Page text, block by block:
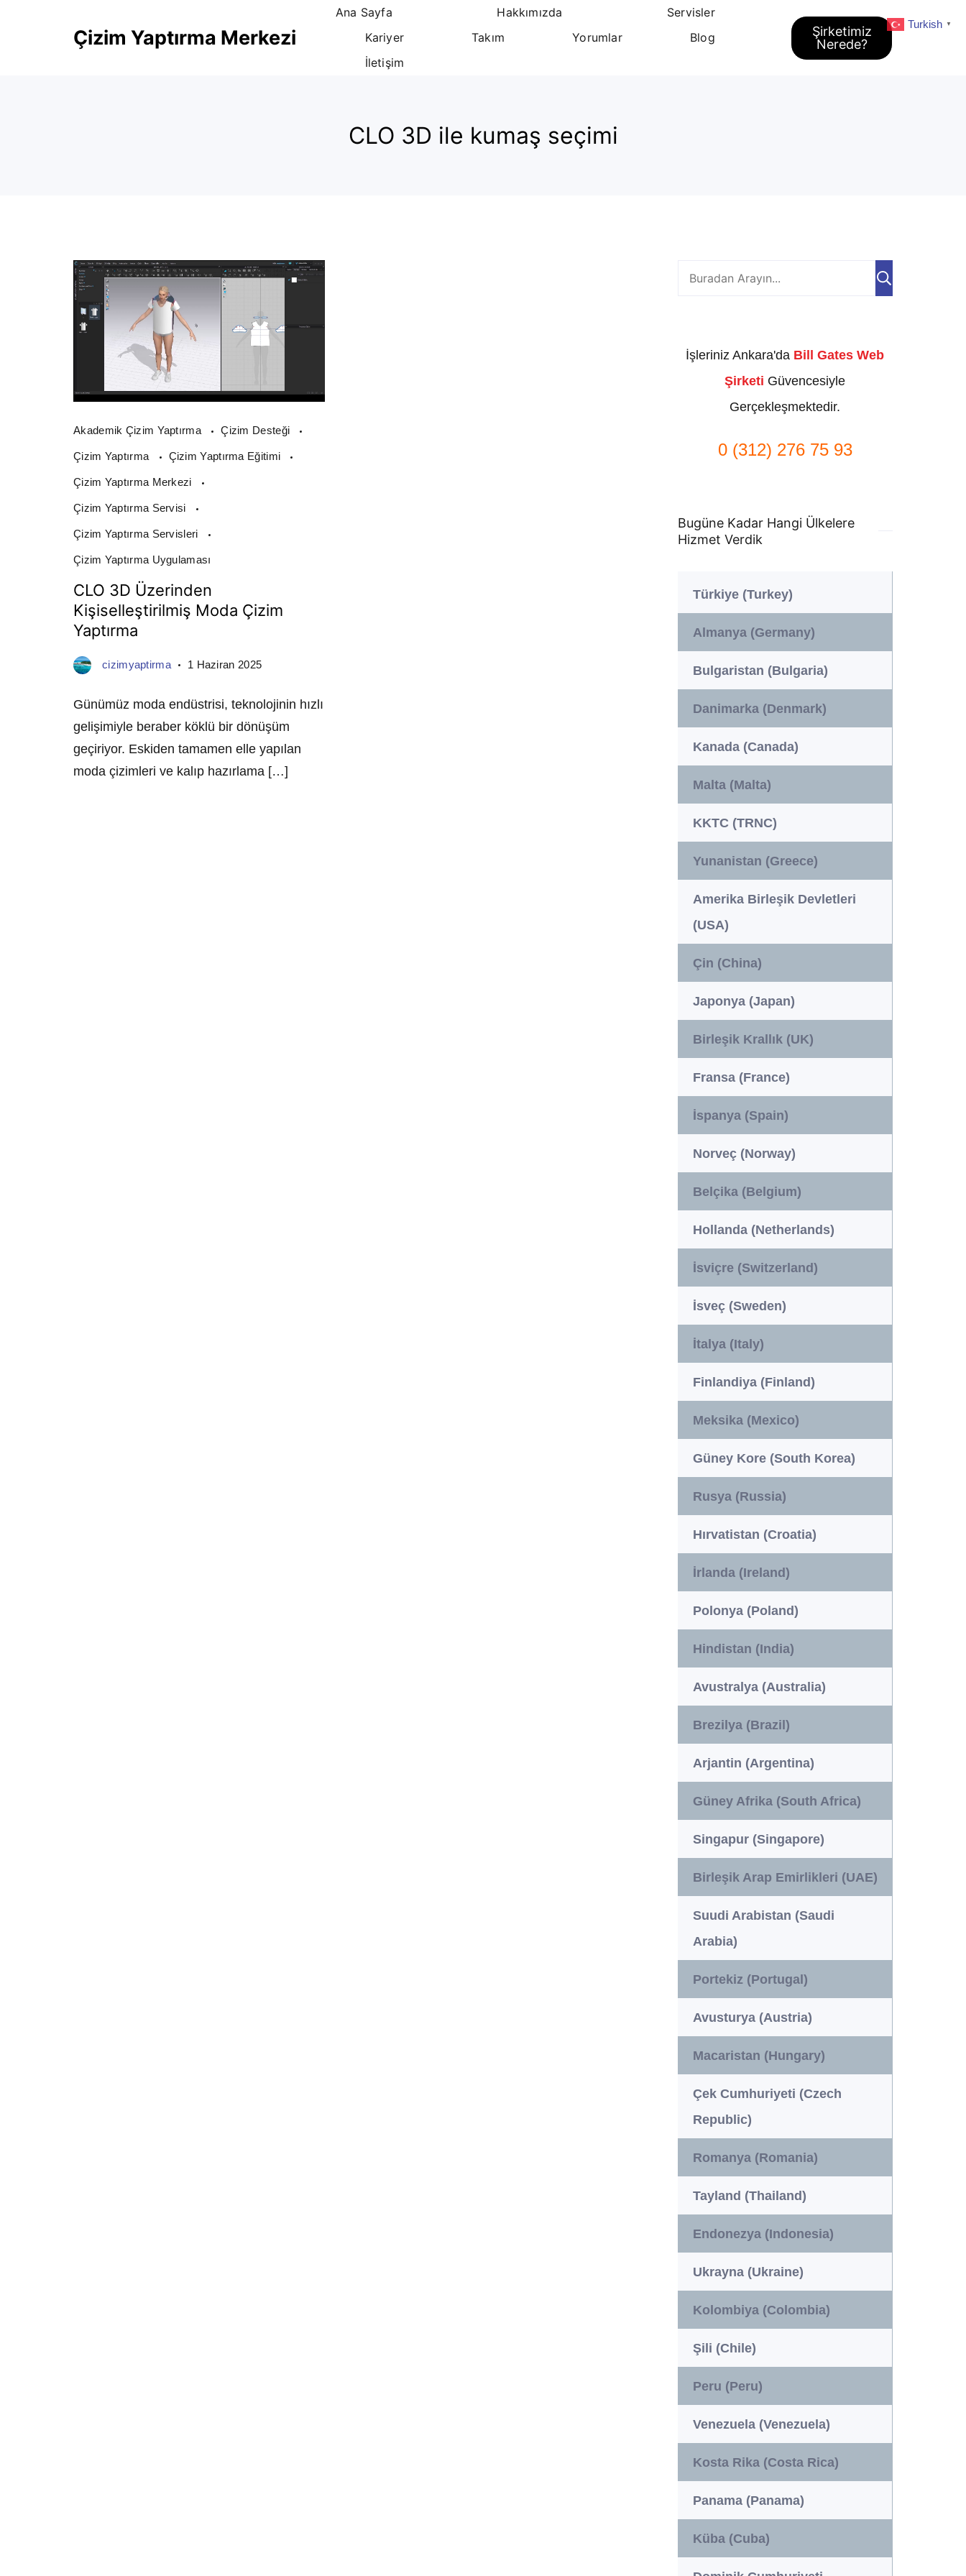
Çizim Yaptırma Merkezi
Ana Sayfa Hakkımızda
Servisler
Kariyer
Takım Yorumlar
Blog
İletişim
Şirketimiz
Nerede?
CLO 3D ile kumaş seçimi
Akademik Çizim Yaptırma Çizim Desteği
Çizim Yaptırma Çizim Yaptırma Eğitimi
Çizim Yaptırma Merkezi
Çizim Yaptırma Servisi
Çizim Yaptırma Servisleri
Çizim Yaptırma Uygulaması
CLO 3D Üzerinden
Kişiselleştirilmiş Moda Çizim
Yaptırma
cizimyaptirma 1 Haziran 2025
Günümüz moda endüstrisi, teknolojinin hızlı
gelişimiyle beraber köklü bir dönüşüm
geçiriyor. Eskiden tamamen elle yapılan
moda çizimleri ve kalıp hazırlama […]
İşleriniz Ankara'da Bill Gates Web
Şirketi Güvencesiyle
Gerçekleşmektedir.
0 (312) 276 75 93
Bugüne Kadar Hangi Ülkelere
Hizmet Verdik
Türkiye (Turkey)
Almanya (Germany)
Bulgaristan (Bulgaria)
Danimarka (Denmark)
Kanada (Canada)
Malta (Malta)
KKTC (TRNC)
Yunanistan (Greece)
Amerika Birleşik Devletleri
(USA)
Çin (China)
Japonya (Japan)
Birleşik Krallık (UK)
Fransa (France)
İspanya (Spain)
Norveç (Norway)
Belçika (Belgium)
Hollanda (Netherlands)
İsviçre (Switzerland)
İsveç (Sweden)
İtalya (Italy)
Finlandiya (Finland)
Meksika (Mexico)
Güney Kore (South Korea)
Rusya (Russia)
Hırvatistan (Croatia)
İrlanda (Ireland)
Polonya (Poland)
Hindistan (India)
Avustralya (Australia)
Brezilya (Brazil)
Arjantin (Argentina)
Güney Afrika (South Africa)
Singapur (Singapore)
Birleşik Arap Emirlikleri (UAE)
Suudi Arabistan (Saudi
Arabia)
Portekiz (Portugal)
Avusturya (Austria)
Macaristan (Hungary)
Çek Cumhuriyeti (Czech
Republic)
Romanya (Romania)
Tayland (Thailand)
Endonezya (Indonesia)
Ukrayna (Ukraine)
Kolombiya (Colombia)
Şili (Chile)
Peru (Peru)
Venezuela (Venezuela)
Kosta Rika (Costa Rica)
Panama (Panama)
Küba (Cuba)
Turkish ▼